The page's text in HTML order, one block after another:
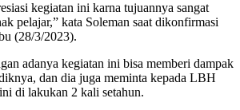
kegiatan ini karna tujuannya sangat
pelajar,” kata Soleman saat dikonfirmasi
(28/3/2023).
adanya kegiatan ini bisa memberi dampak
dan dia juga meminta kepada LBH
di lakukan 2 kali setahun.